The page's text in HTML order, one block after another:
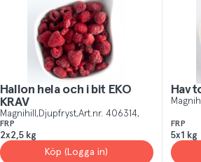
Hallon hela och i bit EKO
KRAV
Magnihill Djupfryst Art.nr. 406314
FRP
2x2,5 kg
Köp (Logga in)
FRP
5x1 kg